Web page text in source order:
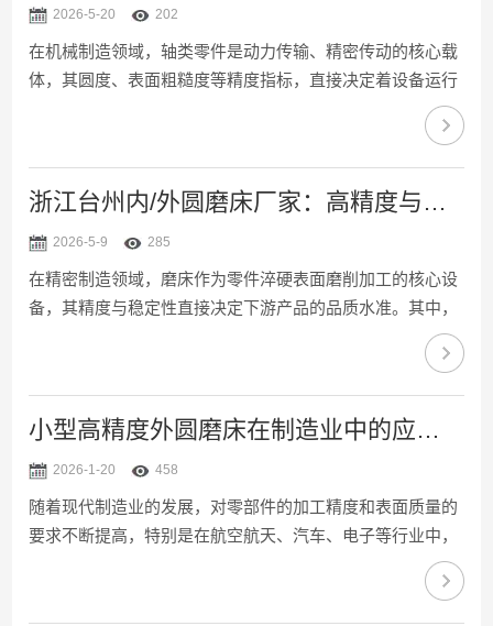
类加工量身定制的。其采用高刚性床身与精密传动系统，搭
配高精度主轴与导轨，能有效抑制磨削过程中因切削力、工
件自重产生的...
2026-5-20 202
在机械制造领域，轴类零件是动力传输、精密传动的核心载
体，其圆度、表面粗糙度等精度指标，直接决定着设备运行
的稳定性与可靠性。传统外圆磨床依赖人工操作，不仅效率
受限，更难以保障批量零件的精度一致性，成为制约轴类加
工提质增效的瓶颈。自动外圆磨床凭借智能联动的核心优
势，打破传统加工局限，为轴类零件开辟出高效精磨的全新
点，核心在于效率与精度的难以兼顾。轴类零件规格多样，
从细长传动轴到重型主轴，加工过程中需精准把控进给量、
磨削速度、工件转...
浙江台州内/外圆磨床厂家：高精度与数控型号实力品牌推荐
2026-5-9 285
在精密制造领域，磨床作为零件淬硬表面磨削加工的核心设
备，其精度与稳定性直接决定下游产品的品质水准。其中，
内圆磨床与外圆磨床凭借广泛的应用场景，成为机械加工、
汽车零部件、装备制造等行业的关键设备。今天，我们聚焦
台州本土实力厂家——台州德优精密机床有限公司，深入解
析其高精度数控内/外圆磨床的技术优势、产品参数及核心竞
持，筑牢精密制造根基台州德优精密机床有限公司成立于
2019年07月26日，注册资本50万元，坐落于浙江省温岭市松
门镇...
小型高精度外圆磨床在制造业中的应用分析
2026-1-20 458
随着现代制造业的发展，对零部件的加工精度和表面质量的
要求不断提高，特别是在航空航天、汽车、电子等行业中，
对高精度、高效率的加工设备的需求愈发迫切。在这样的背
景下，小型高精度外圆磨床作为一种重要的机械加工设备，
逐渐受到制造业的广泛关注和应用。一、基本概念小型高精